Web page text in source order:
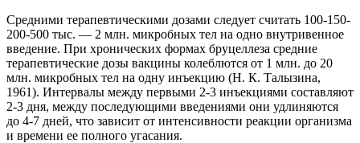
Средними терапевтическими дозами следует считать 100-150-
200-500 тыс. — 2 млн. микробных тел на одно внутривенное
введение. При хронических формах бруцеллеза средние
терапевтические дозы вакцины колеблются от 1 млн. до 20
млн. микробных тел на одну инъекцию (Н. К. Талызина,
1961). Интервалы между первыми 2-3 инъекциями составляют
2-3 дня, между последующими введениями они удлиняются
до 4-7 дней, что зависит от интенсивности реакции организма
и времени ее полного угасания.